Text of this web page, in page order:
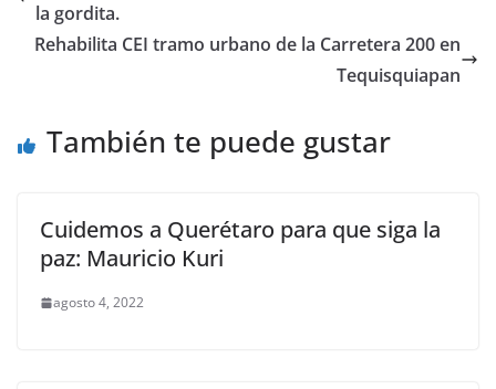
b
o p n m
la gordita.
Rehabilita CEI tramo urbano de la Carretera 200 en
Tequisquiapan
También te puede gustar
Cuidemos a Querétaro para que siga la
paz: Mauricio Kuri
agosto 4, 2022